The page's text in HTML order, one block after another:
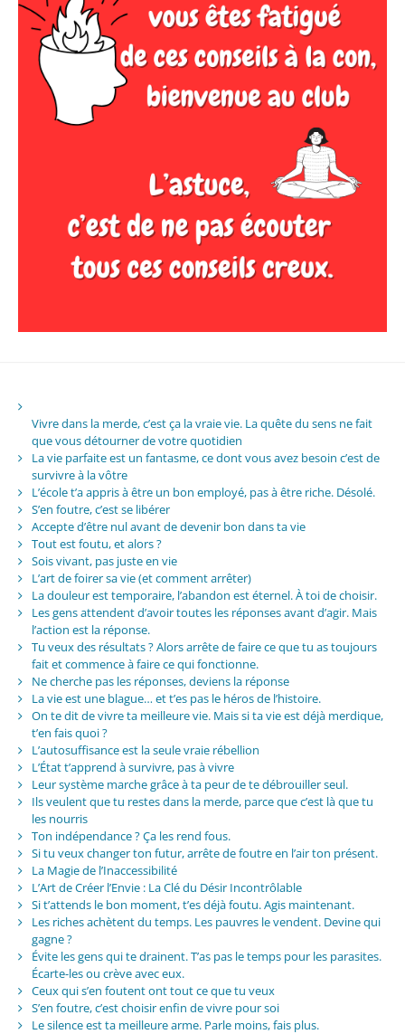
Vivre dans la merde, c’est ça la vraie vie. La quête du sens ne fait
que vous détourner de votre quotidien
La vie parfaite est un fantasme, ce dont vous avez besoin c’est de
survivre à la vôtre
L’école t’a appris à être un bon employé, pas à être riche. Désolé.
S’en foutre, c’est se libérer
Accepte d’être nul avant de devenir bon dans ta vie
Tout est foutu, et alors ?
Sois vivant, pas juste en vie
L’art de foirer sa vie (et comment arrêter)
La douleur est temporaire, l’abandon est éternel. À toi de choisir.
Les gens attendent d’avoir toutes les réponses avant d’agir. Mais
l’action est la réponse.
Tu veux des résultats ? Alors arrête de faire ce que tu as toujours
fait et commence à faire ce qui fonctionne.
Ne cherche pas les réponses, deviens la réponse
La vie est une blague… et t’es pas le héros de l’histoire.
On te dit de vivre ta meilleure vie. Mais si ta vie est déjà merdique,
t’en fais quoi ?
L’autosuffisance est la seule vraie rébellion
L’État t’apprend à survivre, pas à vivre
Leur système marche grâce à ta peur de te débrouiller seul.
Ils veulent que tu restes dans la merde, parce que c’est là que tu
les nourris
Ton indépendance ? Ça les rend fous.
Si tu veux changer ton futur, arrête de foutre en l’air ton présent.
La Magie de l’Inaccessibilité
L’Art de Créer l’Envie : La Clé du Désir Incontrôlable
Si t’attends le bon moment, t’es déjà foutu. Agis maintenant.
Les riches achètent du temps. Les pauvres le vendent. Devine qui
gagne ?
Évite les gens qui te drainent. T’as pas le temps pour les parasites.
Écarte-les ou crève avec eux.
Ceux qui s’en foutent ont tout ce que tu veux
S’en foutre, c’est choisir enfin de vivre pour soi
Le silence est ta meilleure arme. Parle moins, fais plus.